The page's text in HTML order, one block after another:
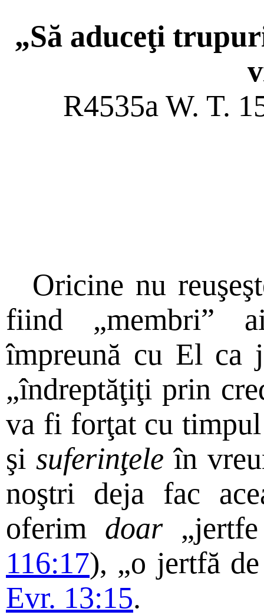
„Să aduceţi
R4535a W. T.
Oricine nu
fiind „membri”
împreună cu El ca
„îndreptăţiţi prin
va fi forţat cu
şisuferinţele în
noştri deja fac
oferim doar„jertfe
116:17), „o jertfă
Evr. 13:15.